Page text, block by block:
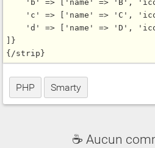
'b' => ['name' => 'B',
'c' => ['name' => 'C',
'd' => ['name' => 'D',
]}
PHP Smarty
☕ Aucun